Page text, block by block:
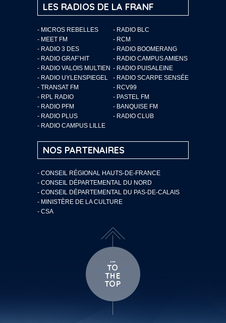
LES RADIOS DE LA FRANF
- MICROS REBELLES
- RADIO BLC
- MEET FM
- RCM
- RADIO 3 DES
- RADIO BOOMERANG
- RADIO GRAF’HIT
- RADIO CAMPUS AMIENS
- RADIO VALOIS MULTIEN - RADIO PUISALEINE
- RADIO UYLENSPIEGEL
- RADIO SCARPE SENSÉE
- TRANSAT FM
- RCV99
- RPL RADIO
- PASTEL FM
- RADIO PFM
- BANQUISE FM
- RADIO PLUS
- RADIO CLUB
- RADIO CAMPUS LILLE
NOS PARTENAIRES
- CONSEIL RÉGIONAL HAUTS-DE-FRANCE
- CONSEIL DÉPARTEMENTAL DU NORD
- CONSEIL DÉPARTEMENTAL DU PAS-DE-CALAIS
- MINISTÈRE DE LA CULTURE
- CSA